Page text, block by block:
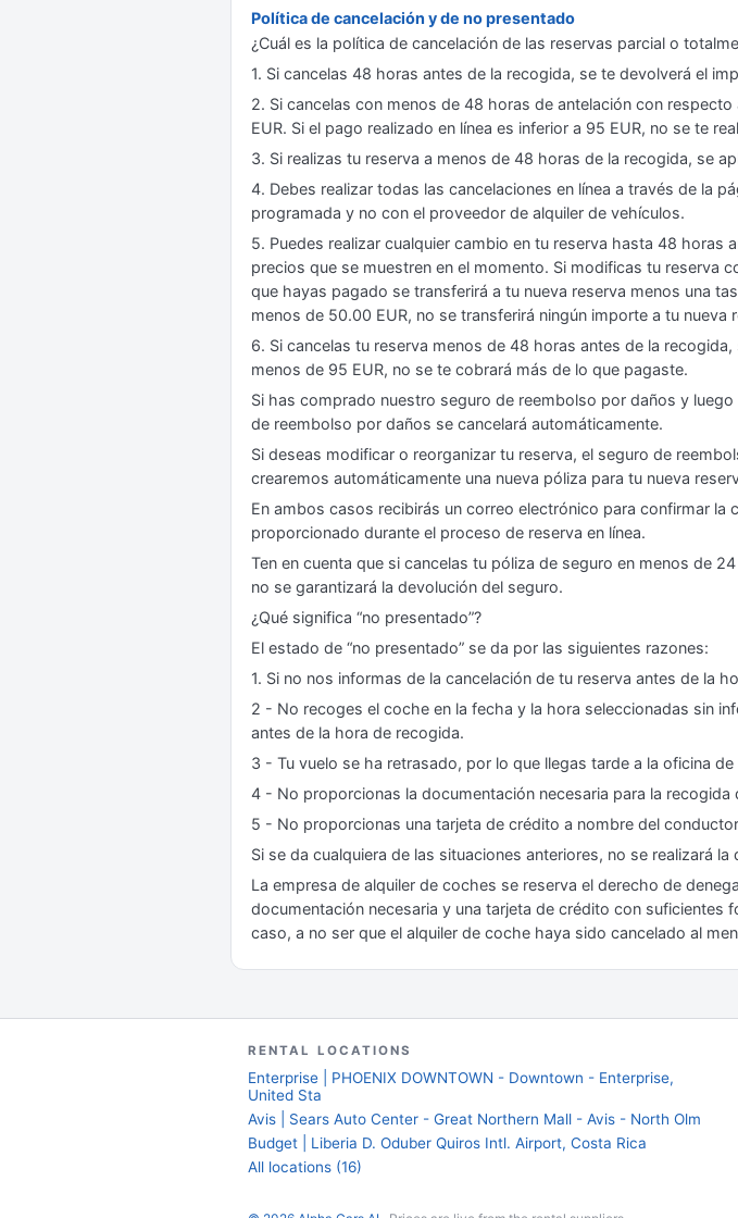
Política de cancelación y de no presentado
¿Cuál es la política de cancelación de las reservas parcial o
1. Si cancelas 48 horas antes de la recogida, se te devolverá el
2. Si cancelas con menos de 48 horas de antelación con
EUR. Si el pago realizado en línea es inferior a 95 EUR, no se te
3. Si realizas tu reserva a menos de 48 horas de la recogida, se
4. Debes realizar todas las cancelaciones en línea a través de la
programada y no con el proveedor de alquiler de vehículos.
5. Puedes realizar cualquier cambio en tu reserva hasta 48 horas
precios que se muestren en el momento. Si modificas tu reserva
que hayas pagado se transferirá a tu nueva reserva menos una
menos de 50.00 EUR, no se transferirá ningún importe a tu nueva
6. Si cancelas tu reserva menos de 48 horas antes de la
menos de 95 EUR, no se te cobrará más de lo que pagaste.
Si has comprado nuestro seguro de reembolso por daños y
de reembolso por daños se cancelará automáticamente.
Si deseas modificar o reorganizar tu reserva, el seguro de
crearemos automáticamente una nueva póliza para tu nueva
En ambos casos recibirás un correo electrónico para confirmar
proporcionado durante el proceso de reserva en línea.
Ten en cuenta que si cancelas tu póliza de seguro en menos de
no se garantizará la devolución del seguro.
¿Qué significa “no presentado”?
El estado de “no presentado” se da por las siguientes razones:
1. Si no nos informas de la cancelación de tu reserva antes de la
2 - No recoges el coche en la fecha y la hora seleccionadas sin
antes de la hora de recogida.
3 - Tu vuelo se ha retrasado, por lo que llegas tarde a la oficina
4 - No proporcionas la documentación necesaria para la recogida
5 - No proporcionas una tarjeta de crédito a nombre del
Si se da cualquiera de las situaciones anteriores, no se realizará
La empresa de alquiler de coches se reserva el derecho de
documentación necesaria y una tarjeta de crédito con
caso, a no ser que el alquiler de coche haya sido cancelado al
RENTAL LOCATIONS
Enterprise | PHOENIX DOWNTOWN - Downtown - Enterprise,
United Sta
Avis | Sears Auto Center - Great Northern Mall - Avis - North Olm
Budget | Liberia D. Oduber Quiros Intl. Airport, Costa Rica
All locations (16)